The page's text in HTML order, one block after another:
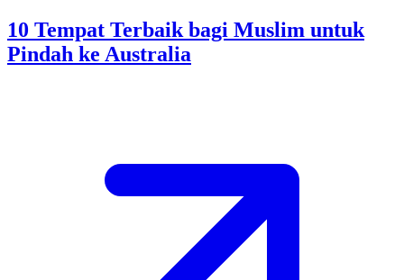
10 Tempat Terbaik bagi Muslim untuk
Pindah ke Australia